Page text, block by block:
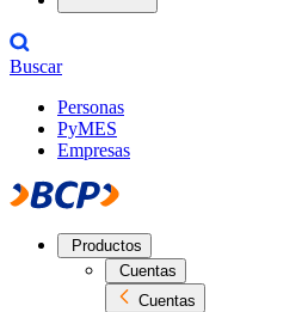
Buscar
Personas
PyMES
Empresas
Productos
Cuentas
Cuentas